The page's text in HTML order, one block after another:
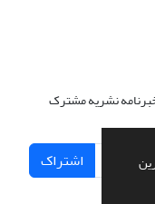
نشریه مشترک
اشتراک